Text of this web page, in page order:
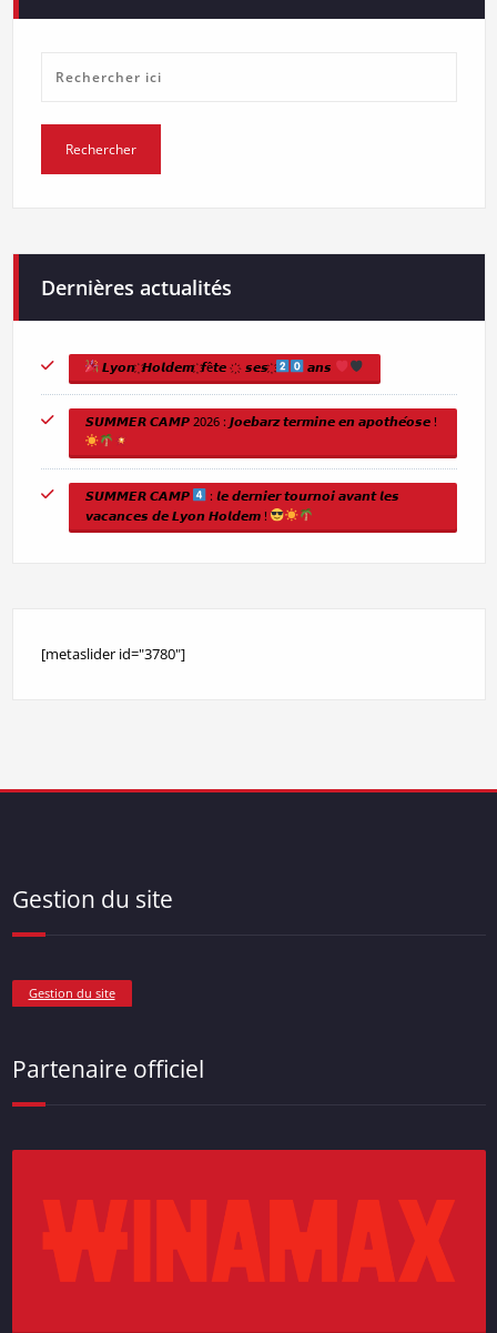
Dernières actualités
𝙇𝙮𝙤𝙣 ҉ 𝙃𝙤𝙡𝙙𝙚𝙢 ҉ 𝙛ê𝙩𝙚 ҉ 𝙨𝙚𝙨 ҉ 𝙖𝙣𝙨
𝙎𝙐𝙈𝙈𝙀𝙍 𝘾𝘼𝙈𝙋 2026 : 𝙅𝙤𝙚𝙗𝙖𝙧𝙯 𝙩𝙚𝙧𝙢𝙞𝙣𝙚 𝙚𝙣 𝙖𝙥𝙤𝙩𝙝𝙚́𝙤𝙨𝙚 !
𝙎𝙐𝙈𝙈𝙀𝙍 𝘾𝘼𝙈𝙋
: 𝙡𝙚 𝙙𝙚𝙧𝙣𝙞𝙚𝙧 𝙩𝙤𝙪𝙧𝙣𝙤𝙞 𝙖𝙫𝙖𝙣𝙩 𝙡𝙚𝙨
𝙫𝙖𝙘𝙖𝙣𝙘𝙚𝙨 𝙙𝙚 𝙇𝙮𝙤𝙣 𝙃𝙤𝙡𝙙𝙚𝙢 !
[metaslider id="3780"]
Gestion du site
Gestion du site
Partenaire officiel